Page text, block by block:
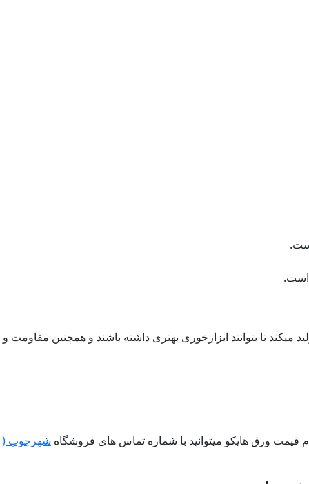
است.
حالت تولید میکند تا بتوانند ابزارخوری بهتری داشته باشند و همچنین مقاومت و
ورق هایکو میتوانید با شماره تماس های فروشگاه شهرچوب (